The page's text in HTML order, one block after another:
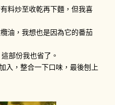
料炒至收乾再下麵，但我喜
油，我想也是因為它的番茄
部份我也省了。
入，整合一下口味，最後刨上